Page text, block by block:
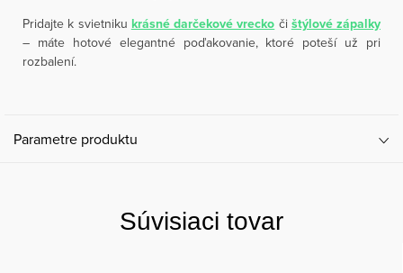
Pridajte k svietniku krásné darčekové vrecko či štýlové zápalky
– máte hotové elegantné poďakovanie, ktoré poteší už pri
rozbalení.
Parametre produktu
Súvisiaci tovar